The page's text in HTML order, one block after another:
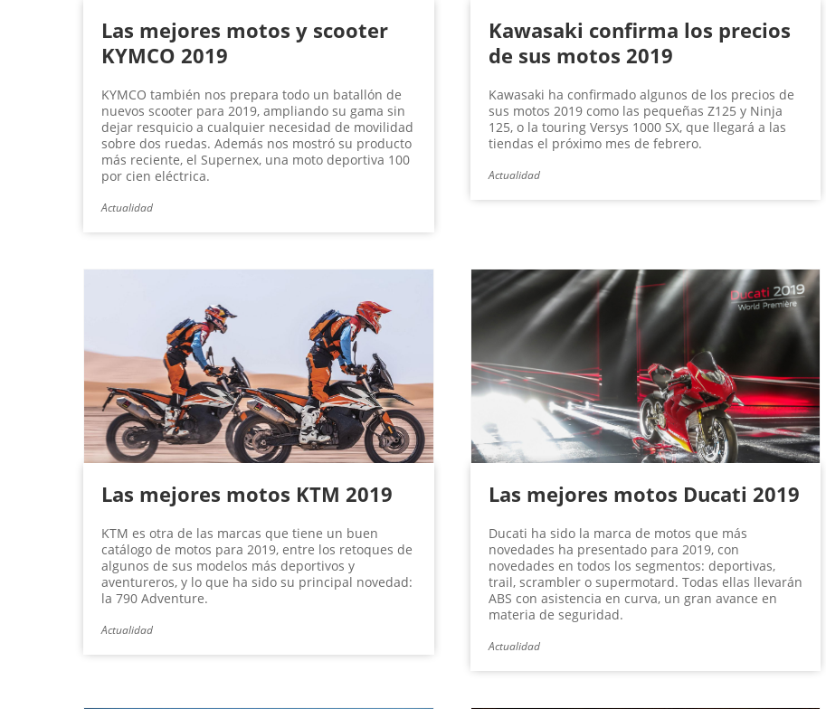
Las mejores motos y scooter
KYMCO 2019
KYMCO también nos prepara todo un batallón de
nuevos scooter para 2019, ampliando su gama sin
dejar resquicio a cualquier necesidad de movilidad
sobre dos ruedas. Además nos mostró su producto
más reciente, el Supernex, una moto deportiva 100
por cien eléctrica.
Actualidad
Kawasaki confirma los precios
de sus motos 2019
Kawasaki ha confirmado algunos de los precios de
sus motos 2019 como las pequeñas Z125 y Ninja
125, o la touring Versys 1000 SX, que llegará a las
tiendas el próximo mes de febrero.
Actualidad
Las mejores motos KTM 2019
KTM es otra de las marcas que tiene un buen
catálogo de motos para 2019, entre los retoques de
algunos de sus modelos más deportivos y
aventureros, y lo que ha sido su principal novedad:
la 790 Adventure.
Actualidad
Las mejores motos Ducati 2019
Ducati ha sido la marca de motos que más
novedades ha presentado para 2019, con
novedades en todos los segmentos: deportivas,
trail, scrambler o supermotard. Todas ellas llevarán
ABS con asistencia en curva, un gran avance en
materia de seguridad.
Actualidad